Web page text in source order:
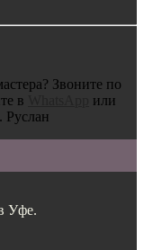
Звоните по
в
или
Руслан
Уфе.